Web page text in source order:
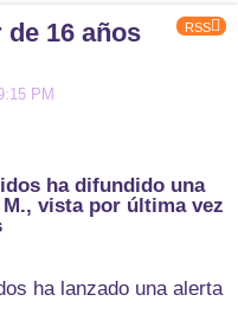
RSS
de 16 años
PM
ha difundido una
vista por última vez
ha lanzado una alerta